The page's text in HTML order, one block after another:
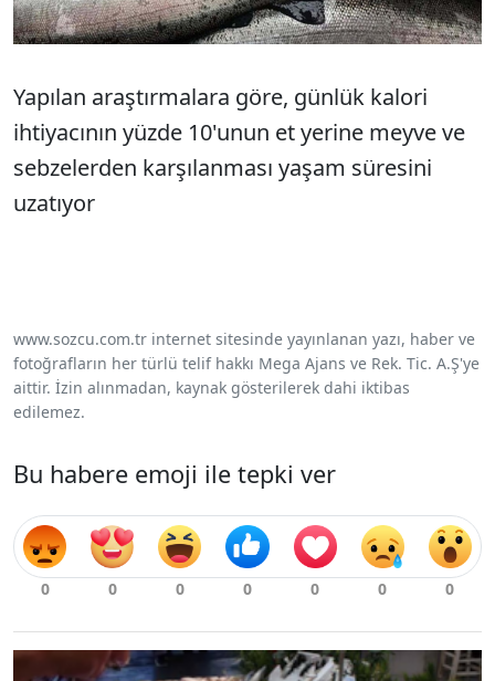
Yapılan araştırmalara göre, günlük kalori
ihtiyacının yüzde 10'unun et yerine meyve ve
sebzelerden karşılanması yaşam süresini
uzatıyor
www.sozcu.com.tr internet sitesinde yayınlanan yazı, haber ve
fotoğrafların her türlü telif hakkı Mega Ajans ve Rek. Tic. A.Ş'ye
aittir. İzin alınmadan, kaynak gösterilerek dahi iktibas
edilemez.
Bu habere emoji ile tepki ver